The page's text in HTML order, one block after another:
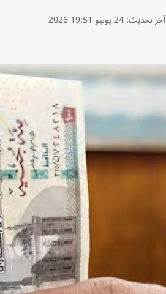
آخر تحديث:24 يونيو 19:51 2026